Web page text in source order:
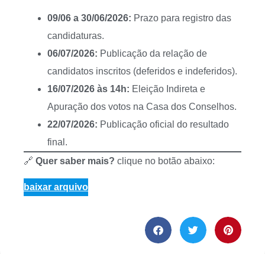
09/06 a 30/06/2026: Prazo para registro das
candidaturas.
06/07/2026: Publicação da relação de
candidatos inscritos (deferidos e indeferidos).
16/07/2026 às 14h: Eleição Indireta e
Apuração dos votos na Casa dos Conselhos.
22/07/2026: Publicação oficial do resultado
final.
🔗 Quer saber mais? clique no botão abaixo:
baixar arquivo